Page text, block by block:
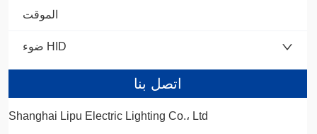
الموقت
ضوء HID
اتصل بنا
Shanghai Lipu Electric Lighting Co.، Ltd